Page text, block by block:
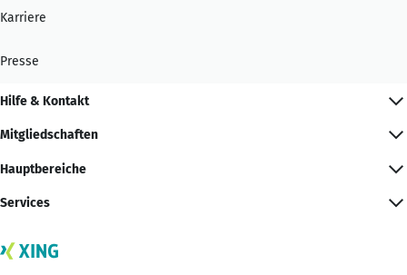
Karriere
Presse
Hilfe & Kontakt
Mitgliedschaften
Hauptbereiche
Services